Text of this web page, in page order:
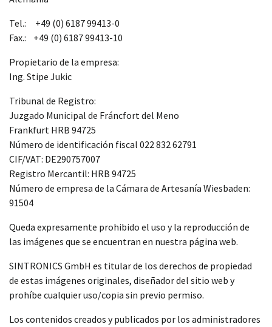
de módulos descontinuados por módulos del propio
almacén.
Tel.: +49 (0) 6187 99413-0
Fax.: +49 (0) 6187 99413-10
Propietario de la empresa:
Ing. Stipe Jukic
Tribunal de Registro:
Juzgado Municipal de Fráncfort del Meno
Frankfurt HRB 94725
Número de identificación fiscal 022 832 62791
CIF/VAT: DE290757007
Registro Mercantil: HRB 94725
Número de empresa de la Cámara de Artesanía Wiesbaden:
91504
Queda expresamente prohibido el uso y la reproducción de
las imágenes que se encuentran en nuestra página web.
SINTRONICS GmbH es titular de los derechos de propiedad
de estas imágenes originales, diseñador del sitio web y
prohíbe cualquier uso/copia sin previo permiso.
Los contenidos creados y publicados por los administradores